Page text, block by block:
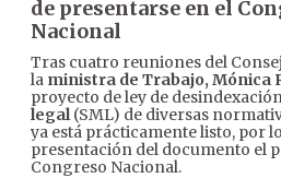
de presentarse en el
Nacional
Tras cuatro reuniones del
la ministra de Trabajo, Mónica
proyecto de ley de
legal(SML) de diversas
ya está prácticamente listo, por
presentación del documento el
Congreso Nacional.